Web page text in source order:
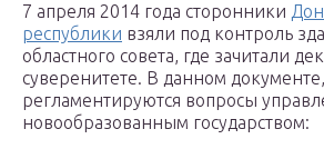
7 апреля 2014 года сторонники
республики взяли под контроль
областного совета, где зачитали
суверенитете. В данном документе,
регламентируются вопросы
новообразованным государством: